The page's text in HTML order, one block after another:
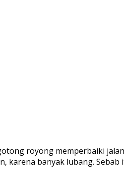
royong memperbaiki
karena banyak lubang.